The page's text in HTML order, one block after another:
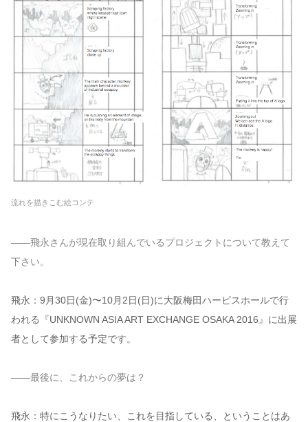
流れを描きこむ絵コンテ
——飛永さんが現在取り組んでいるプロジェクトについて教えて
下さい。
飛永：9月30日(金)〜10月2日(日)に大阪梅田ハービスホールで行
われる『UNKNOWN ASIA ART EXCHANGE OSAKA 2016』に出展
者として参加する予定です。
——最後に、これからの夢は？
飛永：特にこうなりたい、これを目指している、ということはあ